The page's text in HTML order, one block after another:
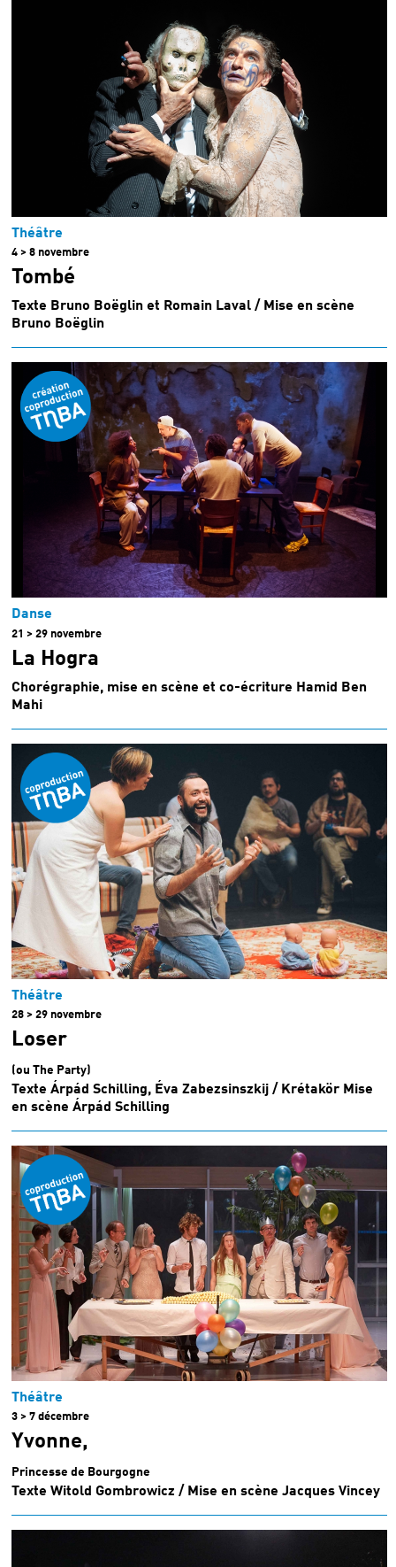
Théâtre
4 > 8 novembre
Tombé
Texte Bruno Boëglin et Romain Laval / Mise en scène
Bruno Boëglin
Danse
21 > 29 novembre
La Hogra
Chorégraphie, mise en scène et co-écriture Hamid Ben
Mahi
Théâtre
28 > 29 novembre
Loser
(ou The Party)
Texte Árpád Schilling, Éva Zabezsinszkij / Krétakör Mise
en scène Árpád Schilling
Théâtre
3 > 7 décembre
Yvonne,
Princesse de Bourgogne
Texte Witold Gombrowicz / Mise en scène Jacques Vincey